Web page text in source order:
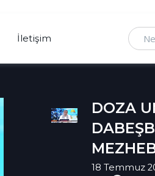
İletişim Ne
DOZA
18 Temmuz